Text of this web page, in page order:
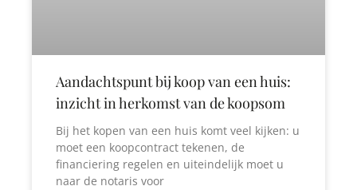
Aandachtspunt bij koop van een huis:
inzicht in herkomst van de koopsom
Bij het kopen van een huis komt veel kijken: u
moet een koopcontract tekenen, de
financiering regelen en uiteindelijk moet u
naar de notaris voor